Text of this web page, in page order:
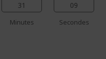
31
Minutes
08
Secondes